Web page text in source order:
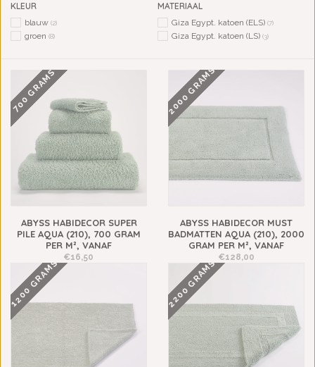
KLEUR
blauw (2)
groen (8)
MATERIAAL
Giza Egypt. katoen (ELS) (7)
Giza Egypt. katoen (LS) (3)
700 GRAMS
ABYSS HABIDECOR SUPER
PILE AQUA (210), 700 GRAM
PER M², VANAF
€16,50
2000 GRAMS
ABYSS HABIDECOR MUST
BADMATTEN AQUA (210), 2000
GRAM PER M², VANAF
€128,00
1200 GRAMS 2200 GRAMS